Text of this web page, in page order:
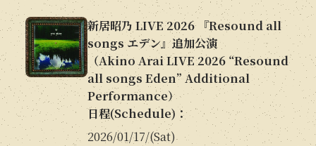
新居昭乃 LIVE 2026 『Resound all
songs エデン』追加公演
（Akino Arai LIVE 2026 “Resound
all songs Eden” Additional
Performance）
日程(Schedule)：
2026/01/17/(Sat)